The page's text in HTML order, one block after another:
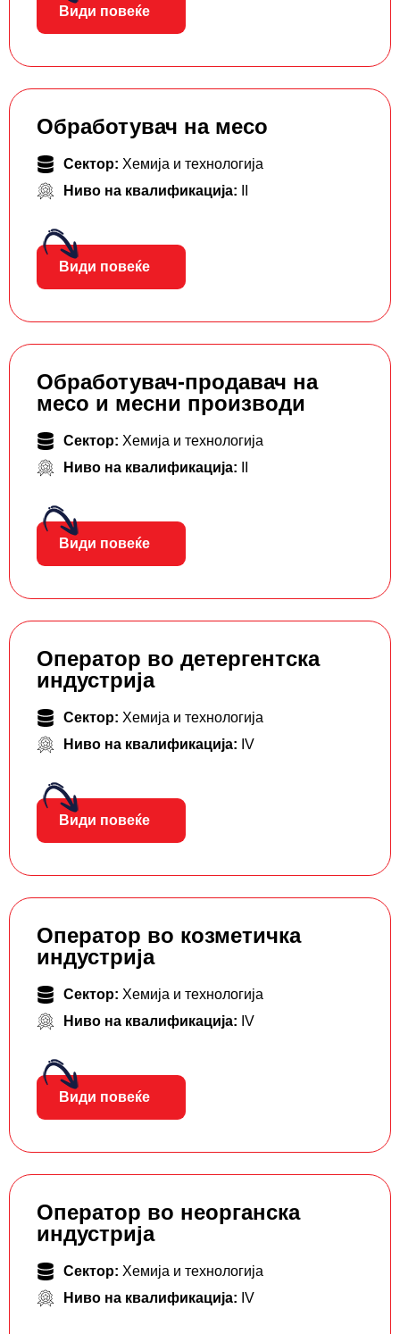
Види повеќе
Обработувач на месо
Сектор: Хемија и технологија
Ниво на квалификација:
Види повеќе
Обработувач-продавач на
месо и месни производи
Сектор: Хемија и технологија
Ниво на квалификација:
Види повеќе
Оператор во детергентска
индустрија
Сектор: Хемија и технологија
Ниво на квалификација: IV
Види повеќе
Оператор во козметичка
индустрија
Сектор: Хемија и технологија
Ниво на квалификација: IV
Види повеќе
Оператор во неорганска
индустрија
Сектор: Хемија и технологија
Ниво на квалификација: IV